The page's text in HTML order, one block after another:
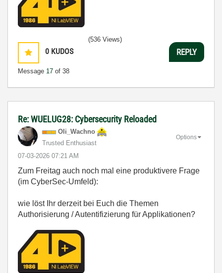
0 KUDOS
Message 17 of 38
(536 Views)
REPLY
Re: WUELUG28: Cybersecurity Reloaded
Oli_Wachno
Trusted Enthusiast
‎07-03-2026 07:21 AM
Options
Zum Freitag auch noch mal eine produktivere Frage
(im CyberSec-Umfeld):
wie löst Ihr derzeit bei Euch die Themen
Authorisierung / Autentifizierung für Applikationen?